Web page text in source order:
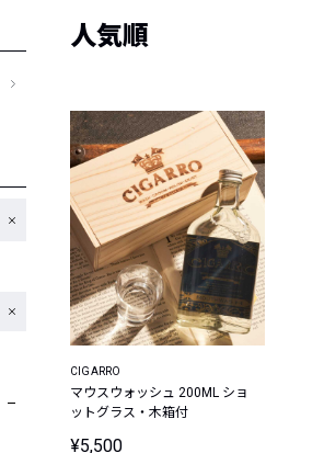
人気順
CIGARRO
マウスウォッシュ 200ML ショ
ットグラス・木箱付
¥5,500